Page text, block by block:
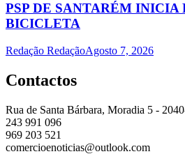
PSP DE SANTARÉM INICIA
BICICLETA
Redação RedaçãoAgosto 7, 2026
Contactos
Rua de Santa Bárbara, Moradia 5 -
243 991 096
969 203 521
comercioenoticias@outlook.com